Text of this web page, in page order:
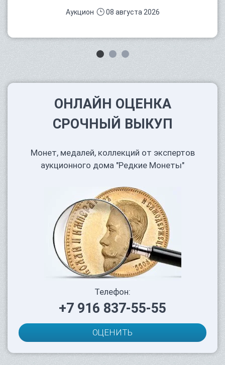
Аукцион 08 августа 2026
ОНЛАЙН ОЦЕНКА
СРОЧНЫЙ ВЫКУП
Монет, медалей, коллекций от экспертов
аукционного дома "Редкие Монеты"
Телефон:
+7 916 837-55-55
ОЦЕНИТЬ